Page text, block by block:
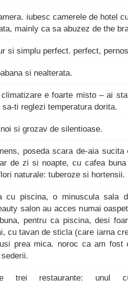
iubesc camerele de hotel
mainly ca sa abuzez de the
si simplu perfect. perfect,
si nealterata.
e foarte misto – ai
sa-ti reglezi temperatura dorita.
si grozav de silentioase.
poseda scara de-aia
de zi si noapte, cu cafea
naturale: tuberoze si hortensii.
cu piscina, o minuscula sala
salon au acces numai
pentru ca piscina, desi
cu tavan de sticla (care iarna
prea mica. noroc ca am fost
trei restaurante: unul